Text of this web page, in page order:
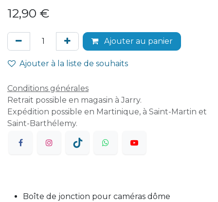
12,90 €
Ajouter au panier
Ajouter à la liste de souhaits
Conditions générales
Retrait possible en magasin à Jarry.
Expédition possible en Martinique, à Saint-Martin et
Saint-Barthélemy.
Boîte de jonction pour caméras dôme